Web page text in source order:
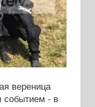
вереница
событием - в